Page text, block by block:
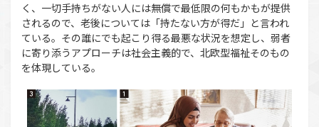
く、一切手持ちがない人には無償で最低限の何もかもが提供
されるので、老後については「持たない方が得だ」と言われ
ている。その誰にでも起こり得る最悪な状況を想定し、弱者
に寄り添うアプローチは社会主義的で、北欧型福祉そのもの
を体現している。